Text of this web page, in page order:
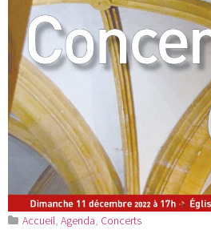
Accueil Agenda Concerts